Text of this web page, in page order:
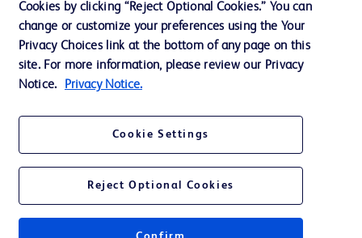
Cookie Preferences
プライバシーポリシー
ご利用規約
Becton, Dickinson and Company. All other trademarks are the property of
their respective owners.
Cookies by clicking “Reject Optional Cookies.” You can
change or customize your preferences using the Your
Privacy Choices link at the bottom of any page on this
site. For more information, please review our Privacy
Notice.
Privacy Notice.
Cookie Settings
Reject Optional Cookies